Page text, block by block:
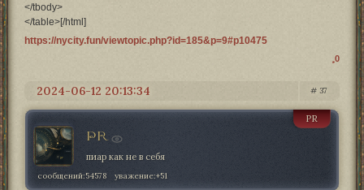
</tbody>
</table>[/html]
https://nycity.fun/viewtopic.php?id=185&p=9#p10475
0
37
2024-06-12 20:13:34
PR
PR
пиар как не в себя
сообщений:54578 уважение:+51